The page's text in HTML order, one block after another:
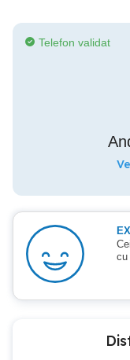
Telefon validat
cu